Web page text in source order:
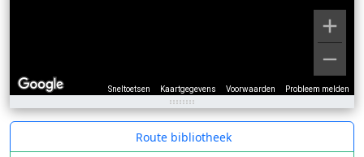
Sneltoetsen Kaartgegevens Voorwaarden Probleem melden
Route bibliotheek